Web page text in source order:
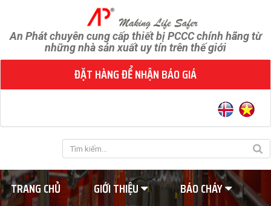
An Phát chuyên cung cấp thiết bị PCCC chính hãng từ
những nhà sản xuất uy tín trên thế giới
ĐẶT HÀNG ĐỂ NHẬN BÁO GIÁ
TRANG CHỦ GIỚI THIỆU
BÁO CHÁY